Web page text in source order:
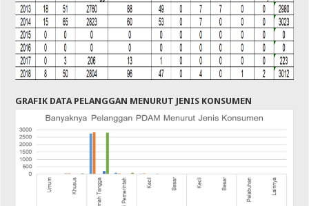
GRAFIK DATA PELANGGAN MENURUT JENIS KONSUMEN